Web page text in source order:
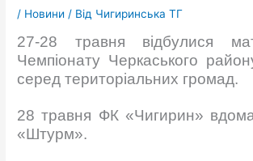
/ Новини / Від Чигиринська ТГ
27-28 травня відбулися
Чемпіонату Черкаського
серед територіальних громад.
28 травня ФК «Чигирин»
«Штурм».